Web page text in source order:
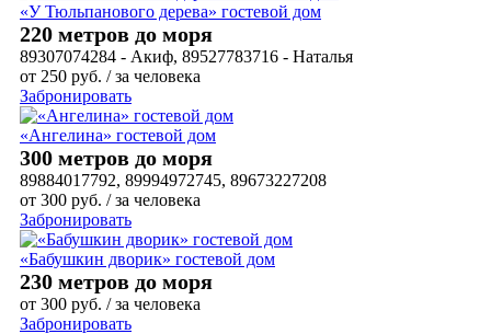
«У Тюльпанового дерева» гостевой дом
220 метров до моря
89307074284 - Акиф, 89527783716 - Наталья
от 250 руб. / за человека
Забронировать
«Ангелина» гостевой дом
300 метров до моря
89884017792, 89994972745, 89673227208
от 300 руб. / за человека
Забронировать
«Бабушкин дворик» гостевой дом
230 метров до моря
от 300 руб. / за человека
Забронировать